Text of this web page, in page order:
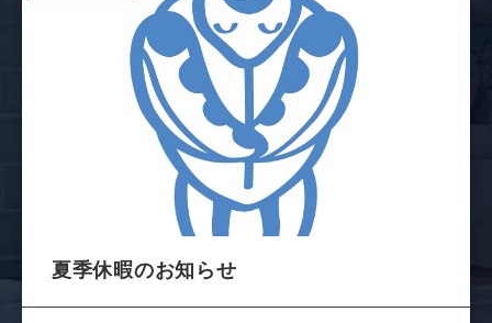
夏季休暇のお知らせ